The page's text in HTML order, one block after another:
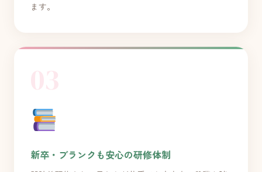
ます。
新卒・ブランクも安心の研修体制